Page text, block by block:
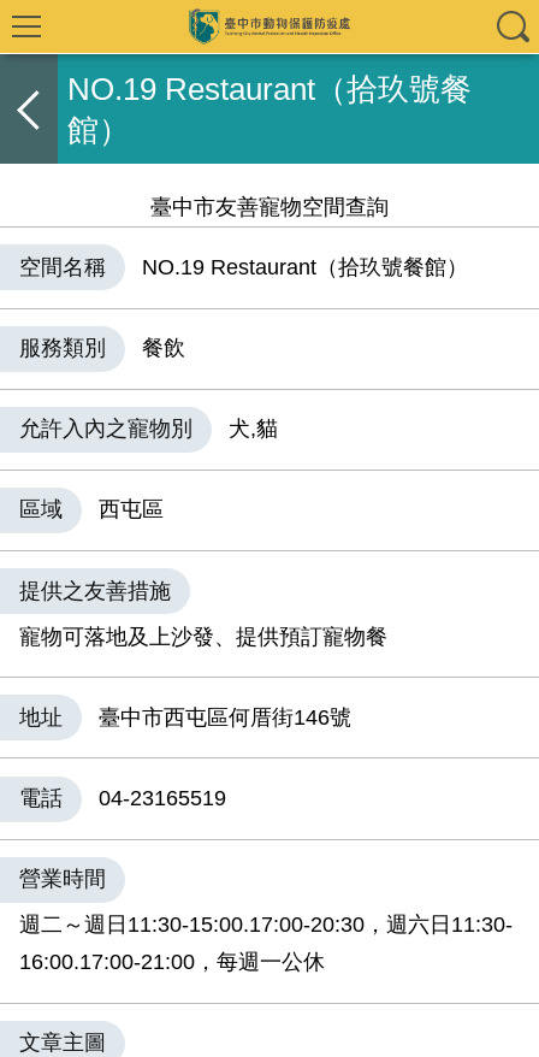
NO.19 Restaurant（拾玖號餐
館）
臺中市友善寵物空間查詢
空間名稱 NO.19 Restaurant（拾玖號餐館）
服務類別 餐飲
允許入內之寵物別 犬,貓
區域 西屯區
提供之友善措施
寵物可落地及上沙發、提供預訂寵物餐
地址 臺中市西屯區何厝街146號
電話 04-23165519
營業時間
週二～週日11:30-15:00.17:00-20:30，週六日11:30-
16:00.17:00-21:00，每週一公休
文章主圖